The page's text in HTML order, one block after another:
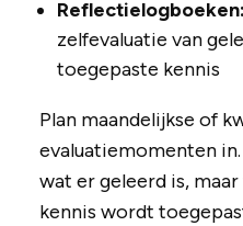
Reflectielogboeken:
zelfevaluatie van
toegepaste kennis
Plan maandelijkse of
evaluatiemomenten
wat er geleerd is,
kennis wordt